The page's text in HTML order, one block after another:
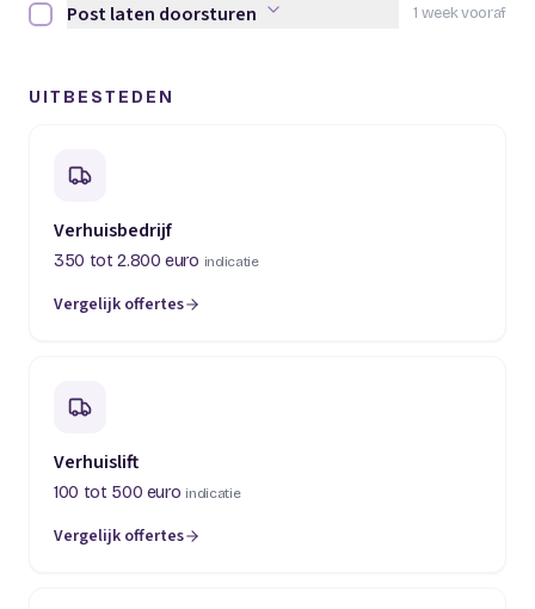
1 week vooraf
Post laten doorsturen afvinken
Post laten doorsturen
UITBESTEDEN
Verhuisbedrijf
350 tot 2.800 euro indicatie
Vergelijk offertes
(opent in een nieuw tabblad)
Verhuislift
100 tot 500 euro indicatie
Vergelijk offertes
(opent in een nieuw tabblad)